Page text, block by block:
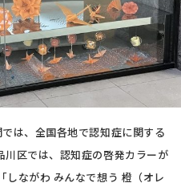
は、全国各地で認知症に関する
川区では、認知症の啓発カラーが
しながわ みんなで想う 橙（オレ